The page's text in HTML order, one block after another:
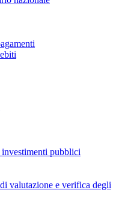
pubblici
valutazione e verifica degli